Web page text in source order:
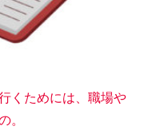
くためには、職場や
。